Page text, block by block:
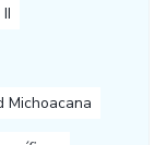
Michoacana